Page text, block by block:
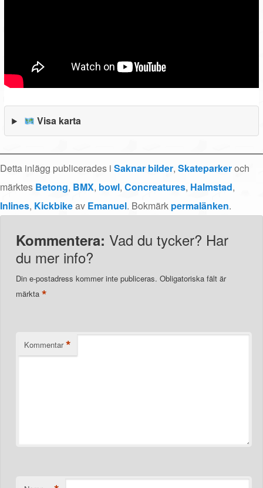
Visa karta
Detta inlägg publicerades i Saknar bilder, Skateparkeroch
märktes Betong, BMX, bowl, Concreatures, Halmstad,
Inlines, Kickbikeav Emanuel. Bokmärk permalänken.
Kommentera: Vad du tycker? Har
du mer info?
Din e-postadress kommer inte publiceras. Obligatoriska fält är
märkta *
Kommentar *